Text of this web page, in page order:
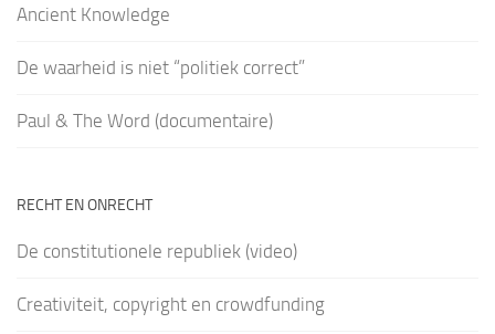
Ancient Knowledge
De waarheid is niet “politiek correct”
Paul & The Word (documentaire)
RECHT EN ONRECHT
De constitutionele republiek (video)
Creativiteit, copyright en crowdfunding